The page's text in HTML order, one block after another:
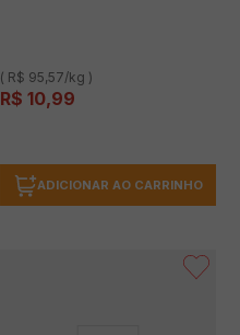
( R$ 95,57/kg )
R$ 10,99
ADICIONAR AO CARRINHO